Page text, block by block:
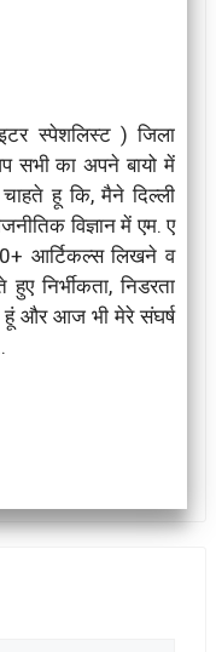
स्पेशलिस्ट ) जिला
सभी का अपने बायो में
हू कि, मैने दिल्ली
विज्ञान में एम. ए
आर्टिकल्स लिखने व
निर्भीकता, निडरता
और आज भी मेरे संघर्ष